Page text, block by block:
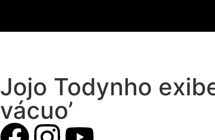
Jojo Todynho
vácuo’